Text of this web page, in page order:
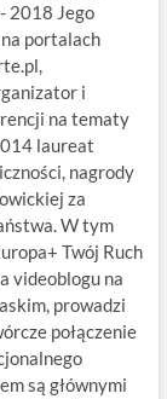
2018 Jego
portalach
i
na tematy
laureat
nagrody
za
W tym
Twój Ruch
videoblogu na
prowadzi
połączenie
są głównymi